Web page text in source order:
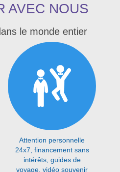
AVEC NOUS
le monde entier
Attention personnelle
24x7, financement sans
intérêts, guides de
voyage, vidéo souvenir